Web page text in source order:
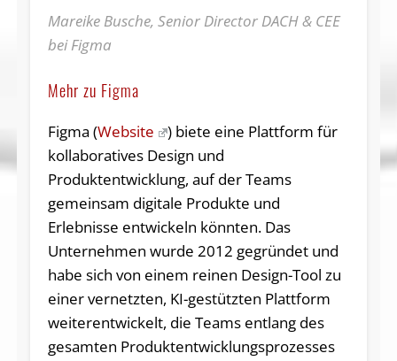
Mareike Busche, Senior Director DACH & CEE
bei Figma
Mehr zu Figma
Figma (Website
) biete eine Plattform für
kollaboratives Design und
Produktentwicklung, auf der Teams
gemeinsam digitale Produkte und
Erlebnisse entwickeln könnten. Das
Unternehmen wurde 2012 gegründet und
habe sich von einem reinen Design-Tool zu
einer vernetzten, KI-gestützten Plattform
weiterentwickelt, die Teams entlang des
gesamten Produktentwicklungsprozesses